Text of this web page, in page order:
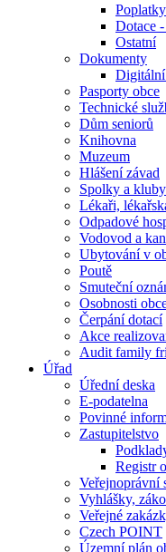
Poplatky
Dotace
Ostatní
Dokumenty
Pasporty obce
Technické
Dům seniorů
Knihovna
Muzeum
Hlášení závad
Spolky a kluby
Lékaři,
Odpadové
Vodovod a
Ubytování v
Poutě
Smuteční
Osobnosti
Čerpání dotací
Akce
Audit family
Úřad
Úřední deska
E-podatelna
Povinné
Zastupitelstvo
Registr
Veřejnoprávní
Vyhlášky,
Veřejné
Czech POINT
Územní plán